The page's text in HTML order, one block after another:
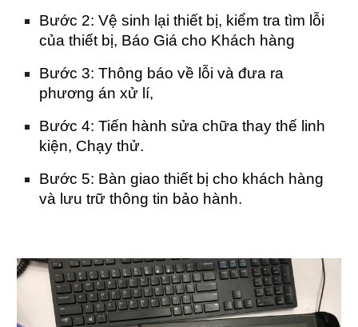
Bước 2: Vệ sinh lại thiết bị, kiểm tra tìm lỗi
của thiết bị, Báo Giá cho Khách hàng
Bước 3: Thông báo về lỗi và đưa ra
phương án xử lí,
Bước 4: Tiến hành sửa chữa thay thế linh
kiện, Chạy thử.
Bước 5: Bàn giao thiết bị cho khách hàng
và lưu trữ thông tin bảo hành.